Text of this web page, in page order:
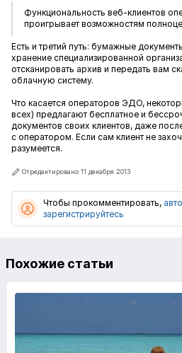
Функциональность веб-клиентов
проигрывает возможностям
Есть и третий путь: бумажные
хранение специализированной
отсканировать архив и передать вам
облачную систему.
Что касается операторов ЭДО,
всех) предлагают бесплатное и
документов своих клиентов, даже
с оператором. Если сам клиент не
разумеется.
Отредактировано 11 декабря 2013
Чтобы прокомментировать,
зарегистрируйтесь
Похожие статьи